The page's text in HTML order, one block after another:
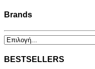
Brands
BESTSELLERS